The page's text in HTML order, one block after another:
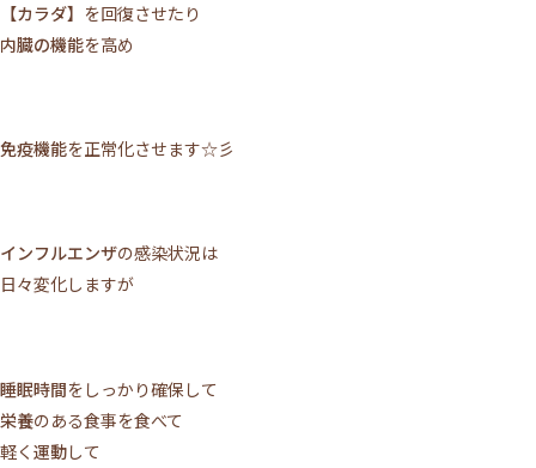
【カラダ】 を回復させたり
内臓の機能を高め
免疫機能を正常化させます☆彡
インフルエンザの感染状況は
日々変化しますが
睡眠時間をしっかり確保して
栄養のある食事を食べて
軽く 運動して